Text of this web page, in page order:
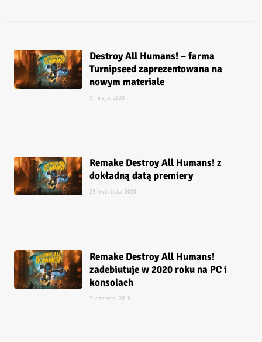
Destroy All Humans! – farma
Turnipseed zaprezentowana na
nowym materiale
21 maja 2020
Remake Destroy All Humans! z
dokładną datą premiery
29 kwietnia 2020
Remake Destroy All Humans!
zadebiutuje w 2020 roku na PC i
konsolach
7 czerwca 2019